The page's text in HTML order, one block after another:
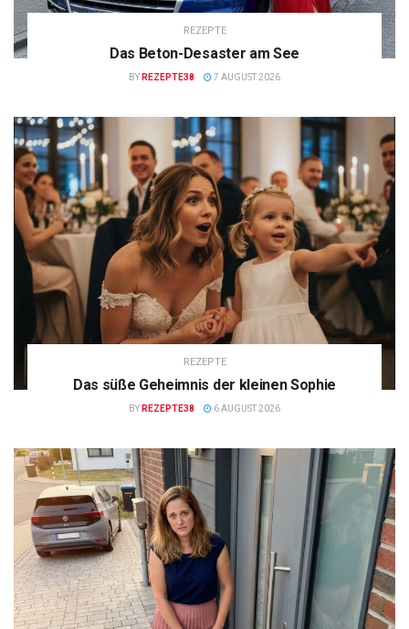
REZEPTE
Das Beton-Desaster am See
BY REZEPTE38 7 AUGUST 2026
REZEPTE
Das süße Geheimnis der kleinen Sophie
BY REZEPTE38 6 AUGUST 2026